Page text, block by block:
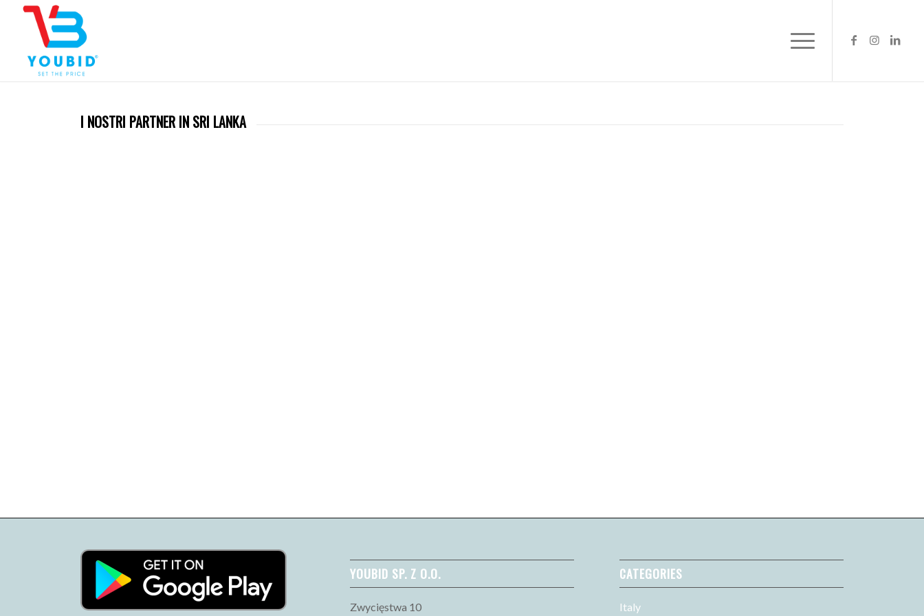
I NOSTRI PARTNER IN SRI LANKA
YOUBID SP. Z O.O.
Zwycięstwa 10
CATEGORIES
Italy